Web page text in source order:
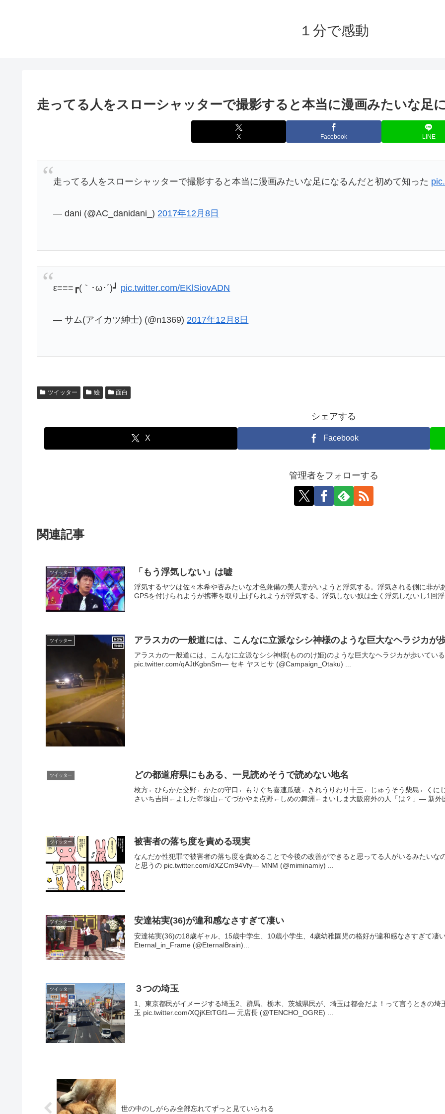
１分で感動
走ってる人をスローシャッターで撮影すると本当に漫画みたいな足
X Facebook LINE
走ってる人をスローシャッターで撮影すると本当に漫画みたいな足になるんだと初めて知った
— dani (@AC_danidani_) 2017年12月8日
ε===┏(｀･ω･´)┛ pic.twitter.com/EKlSiovADN
— サム(アイカツ紳士) (@n1369) 2017年12月8日
ツイッター 絵 面白
シェアする
X Facebook
管理者をフォローする
関連記事
ツイッター 「もう浮気しない」は嘘
浮気するヤツは佐々木希や杏みたいな才色兼備の美人妻がいようと浮気する。浮気される側に非
GPSを付けられようが携帯を取り上げられようが浮気する。浮気しない奴は全く浮気しないし1回
ツイッター アラスカの一般道には、こんなに立派なシシ神様のような巨大なヘラジカが
アラスカの一般道には、こんなに立派なシシ神様(もののけ姫)のような巨大なヘラジカが歩いてい
pic.twitter.com/qAJtKgbnSm— セキ ヤスヒサ (@Campaign_Otaku) ...
ツイッター どの都道府県にもある、一見読めそうで読めない地名
枚方←ひらかた交野←かたの守口←もりぐち喜連瓜破←きれうりわり十三←じゅうそう柴島←く
さいち吉田←よした帝塚山←てづかやま点野←しめの舞洲←まいしま大阪府外の人「は？」— 新外
ツイッター 被害者の落ち度を責める現実
なんだか性犯罪で被害者の落ち度を責めることで今後の改善ができると思ってる人がいるみたい
と思うの pic.twitter.com/dXZCm94Vfy— MNM (@miminamiy) ...
ツイッター 安達祐実(36)が違和感なさすぎて凄い
安達祐実(36)の18歳ギャル、15歳中学生、10歳小学生、4歳幼稚園児の格好が違和感なさすぎて
Eternal_in_Frame (@EternalBrain)...
ツイッター ３つの埼玉
1、東京都民がイメージする埼玉2、群馬、栃木、茨城県民が、埼玉は都会だよ！って言うときの
玉 pic.twitter.com/XQjKEtTGf1— 元店長 (@TENCHO_OGRE) ...
世の中のしがらみ全部忘れてずっと見ていられる